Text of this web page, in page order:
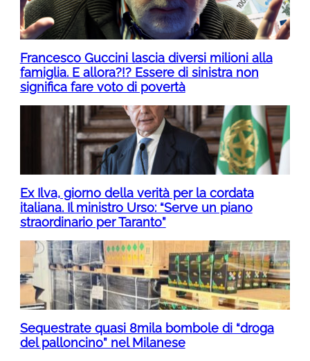
Francesco Guccini lascia diversi milioni alla
famiglia. E allora?!? Essere di sinistra non
significa fare voto di povertà
Ex Ilva, giorno della verità per la cordata
italiana. Il ministro Urso: “Serve un piano
straordinario per Taranto”
Sequestrate quasi 8mila bombole di “droga
del palloncino” nel Milanese